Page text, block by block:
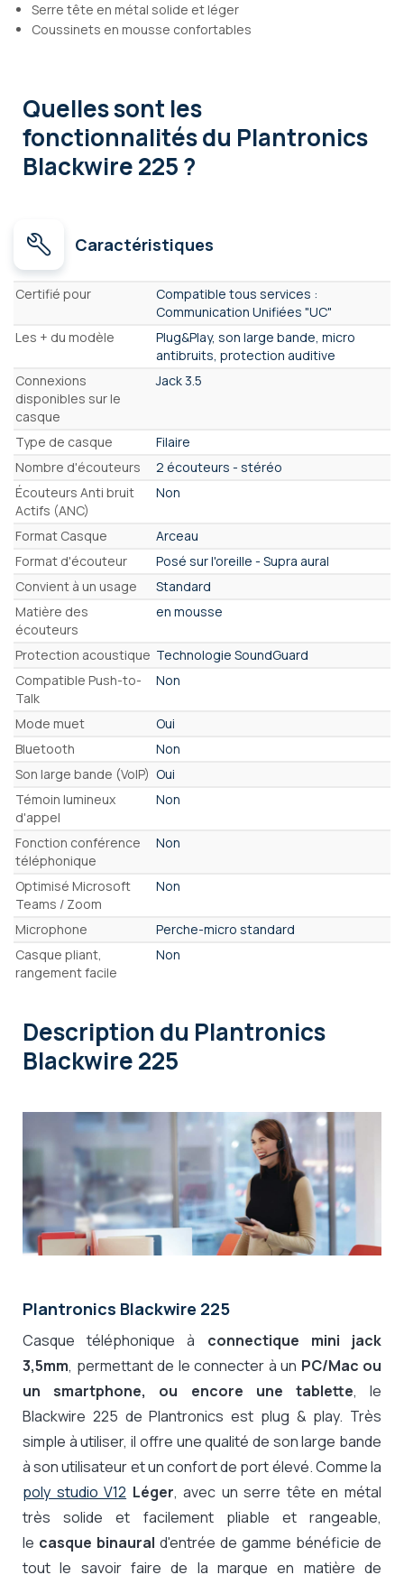
Serre tête en métal solide et léger
Coussinets en mousse confortables
Quelles sont les
fonctionnalitésdu Plantronics
Blackwire 225 ?
Caractéristiques
Caractéristiques
Certifié pour
Compatible tous services :
Communication Unifiées "UC"
Les + du modèle
Plug&Play, son large bande, micro
antibruits, protection auditive
Connexions
disponibles sur le
casque
Jack 3.5
Type de casque
Filaire
Nombre d'écouteurs
2 écouteurs - stéréo
Écouteurs Anti bruit
Actifs (ANC)
Non
Format Casque
Arceau
Format d'écouteur
Posé sur l'oreille - Supra aural
Convient à un usage
Standard
Matière des
écouteurs
en mousse
Protection acoustique Technologie SoundGuard
Compatible Push-to-
Talk
Non
Mode muet
Oui
Bluetooth
Non
Son large bande (VoIP) Oui
Témoin lumineux
d'appel
Non
Fonction conférence
téléphonique
Non
Optimisé Microsoft
Teams / Zoom
Non
Microphone
Perche-micro standard
Casque pliant,
rangement facile
Non
Description du Plantronics
Blackwire 225
Plantronics Blackwire 225
Casque téléphonique à connectique mini jack
3,5mm, permettant de le connecter à un PC/Mac ou
un smartphone, ou encore une tablette, le
Blackwire 225 de Plantronics est plug & play. Très
simple à utiliser, il offre une qualité de son large bande
à son utilisateur et un confort de port élevé. Comme la
poly studio V12 Léger, avec un serre tête en métal
très solide et facilement pliable et rangeable,
le casque binaural d'entrée de gamme bénéficie de
tout le savoir faire de la marque en matière de